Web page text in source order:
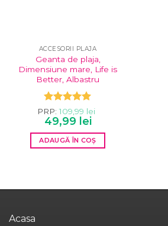
ACCESORII PLAJA
Geanta de plaja,
Dimensiune mare, Life is
Better, Albastru
Evaluat la
5.00 din 5
PRP: 109,99 lei
Prețul
inițial
a
fost:
109,99 lei.
49,99 leiPrețul
curent
este:
49,99 lei.
ADAUGĂ ÎN COȘ
Acasa